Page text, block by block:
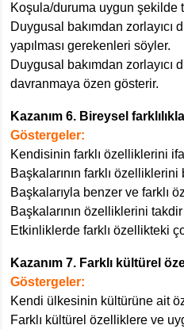
Koşula/duruma uygun şekilde
Duygusal bakımdan zorlayıcı
yapılması gerekenleri söyler.
Duygusal bakımdan zorlayıcı
davranmaya özen gösterir.
Kazanım 6. Bireysel
Göstergeler:
Kendisinin farklı özelliklerini
Başkalarının farklı özelliklerini
Başkalarıyla benzer ve farklı
Başkalarının özelliklerini
Etkinliklerde farklı özellikteki
Kazanım 7. Farklı kültürel
Göstergeler:
Kendi ülkesinin kültürüne ait
Farklı kültürel özelliklere ve